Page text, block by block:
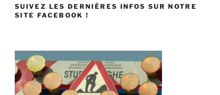
SUIVEZ LES DERNIÈRES INFOS SUR NOTRE
SITE FACEBOOK !